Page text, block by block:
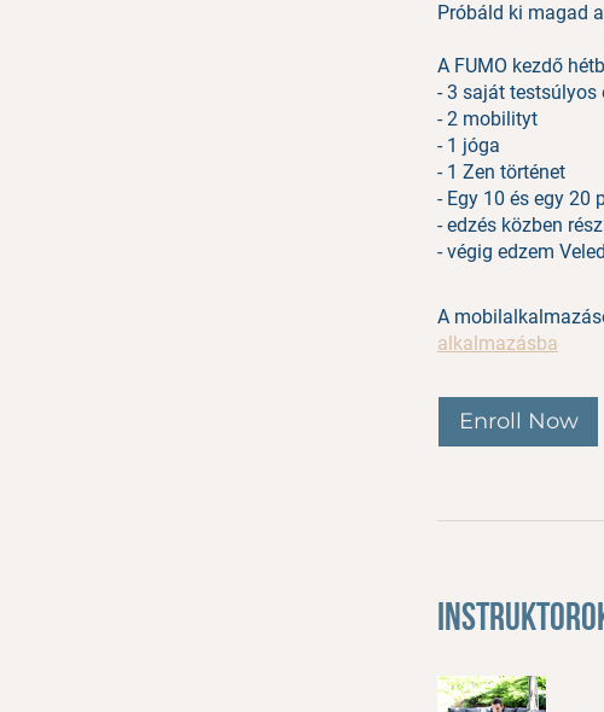
Próbáld ki magad
A FUMO kezdő
- 3 saját testsúlyos
- 2 mobilityt
- 1 jóga
- 1 Zen történet
- Egy 10 és egy 20
- edzés közben
- végig edzem
A
alkalmazásba
Enroll Now